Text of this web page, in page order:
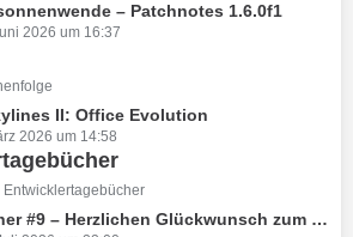
– Patchnotes 1.6.0f1
2026 um 16:37
II: Office Evolution
2026 um 14:58
– Herzlichen Glückwunsch zum sechsmonatigen Jubiläum!